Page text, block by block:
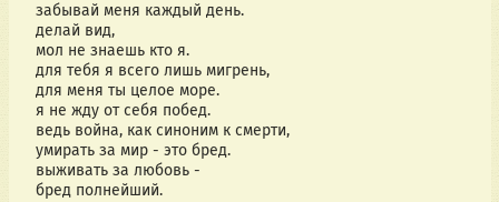
забывай меня каждый день.
делай вид,
мол не знаешь кто я.
для тебя я всего лишь мигрень,
для меня ты целое море.
я не жду от себя побед.
ведь война, как синоним к смерти,
умирать за мир - это бред.
выживать за любовь -
бред полнейший.